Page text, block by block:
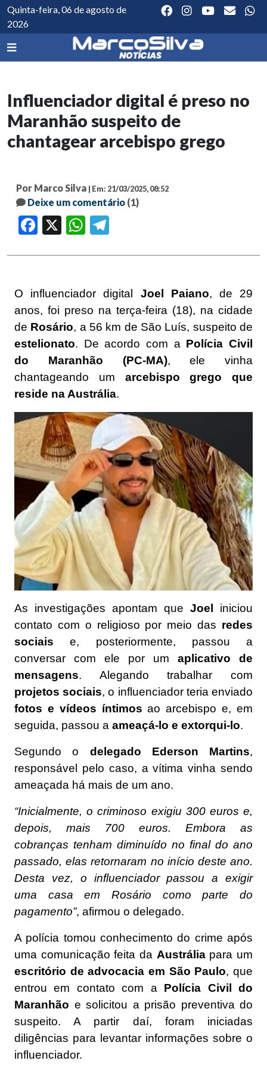
Quinta-feira, 06 de agosto de
2026
Influenciador digital é preso no
Maranhão suspeito de
chantagear arcebispo grego
Por Marco Silva | Em: 21/03/2025, 08:52
Deixe um comentário (1)
Facebook WhatsApp
O influenciador digital Joel Paiano, de 29
anos, foi preso na terça-feira (18), na cidade
de Rosário, a 56 km de São Luís, suspeito de
estelionato. De acordo com a Polícia Civil
do Maranhão (PC-MA), ele vinha
chantageando um arcebispo grego que
reside na Austrália.
As investigações apontam que Joel iniciou
contato com o religioso por meio das redes
sociais e, posteriormente, passou a
conversar com ele por um aplicativo de
mensagens. Alegando trabalhar com
projetos sociais, o influenciador teria enviado
fotos e vídeos íntimos ao arcebispo e, em
seguida, passou a ameaçá-lo e extorqui-lo.
Segundo o delegado Ederson Martins,
responsável pelo caso, a vítima vinha sendo
ameaçada há mais de um ano.
“Inicialmente, o criminoso exigiu 300 euros e,
depois, mais 700 euros. Embora as
cobranças tenham diminuído no final do ano
passado, elas retornaram no início deste ano.
Desta vez, o influenciador passou a exigir
uma casa em Rosário como parte do
pagamento”, afirmou o delegado.
A polícia tomou conhecimento do crime após
uma comunicação feita da Austráliapara um
escritório de advocacia em São Paulo, que
entrou em contato com a Polícia Civil do
Maranhão e solicitou a prisão preventiva do
suspeito. A partir daí, foram iniciadas
diligências para levantar informações sobre o
influenciador.